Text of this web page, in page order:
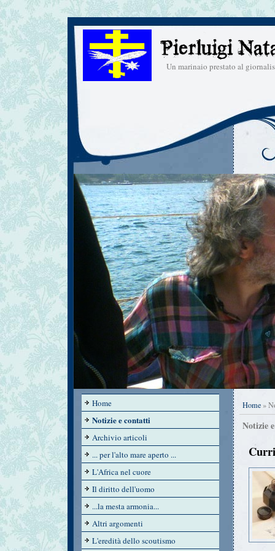
Un marinaio prestato al
Home»
Notizie
Home
Notizie e contatti
Archivio articoli
... per l'alto mare aperto ...
L'Africa nel cuore
Il diritto dell'uomo
...la mesta armonia...
Altri argomenti
L'eredità dello scoutismo